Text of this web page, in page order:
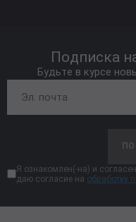
Подписка
Будьте в курсе
Я ознакомлен(-на) и
даю согласие на обработку